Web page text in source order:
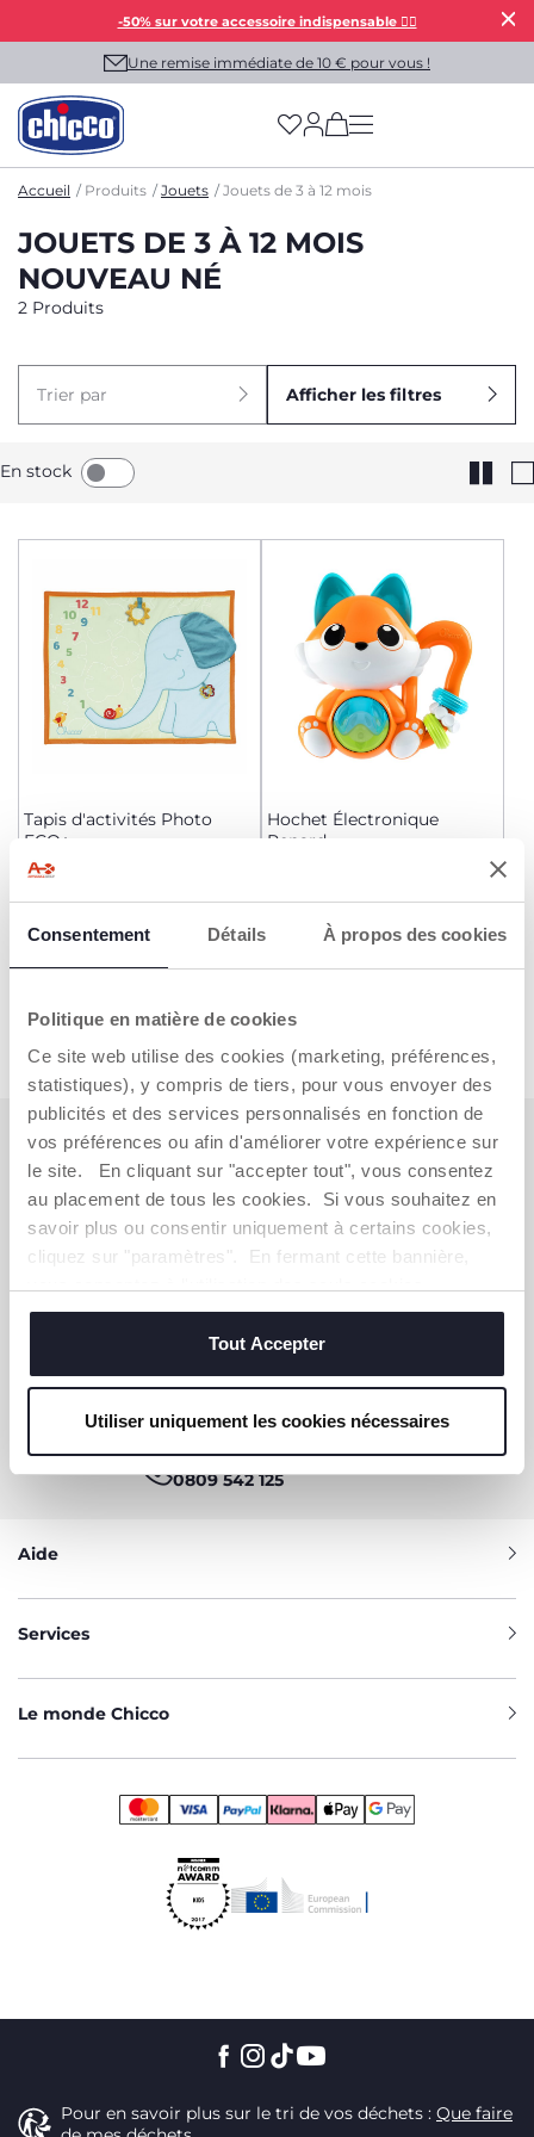
Consentement Détails À propos des cookies
Politique en matière de cookies
Ce site web utilise des cookies (marketing, préférences,
statistiques), y compris de tiers, pour vous envoyer des
publicités et des services personnalisés en fonction de
vos préférences ou afin d'améliorer votre expérience sur
le site. En cliquant sur "accepter tout", vous consentez
au placement de tous les cookies. Si vous souhaitez en
savoir plus ou consentir uniquement à certains cookies,
cliquez sur "paramètres". En fermant cette bannière,
techniques, qui sont essentiels au service demandé.
Tout Accepter
Utiliser uniquement les cookies nécessaires
-50% sur votre accessoire indispensable 👯‍♀️
Une remise immédiate de 10 € pour vous !
(has more options
Accueil Produits Jouets Jouets de 3 à 12 mois
JOUETS DE 3 À 12 MOIS
NOUVEAU NÉ
2 Produits
Trier par Afficher les filtres
En stock
Tapis d'activités Photo
ECO+
34,99 €
AJOUTER
Hochet Électronique
Renard
AJOUTER
S'ABONNER À LA NEWSLETTER
Immédiatement pour vous un bon de 10 € à
dépenser en ligne.
OBTENIR LA RÉDUCTION
VOUS-AVEZ BESOIN DE NOUS
CONTACTER ?
Service Client [coût appel local]
0809 542 125
Aide
Services
Le monde Chicco
Pour en savoir plus sur le tri de vos déchets : Que faire